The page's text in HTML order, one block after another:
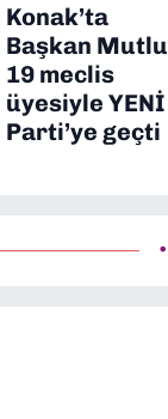
Konak’ta
Başkan Mutlu
19 meclis
üyesiyle YENİ
Parti’ye geçti